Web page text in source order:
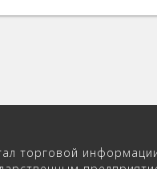
торговой